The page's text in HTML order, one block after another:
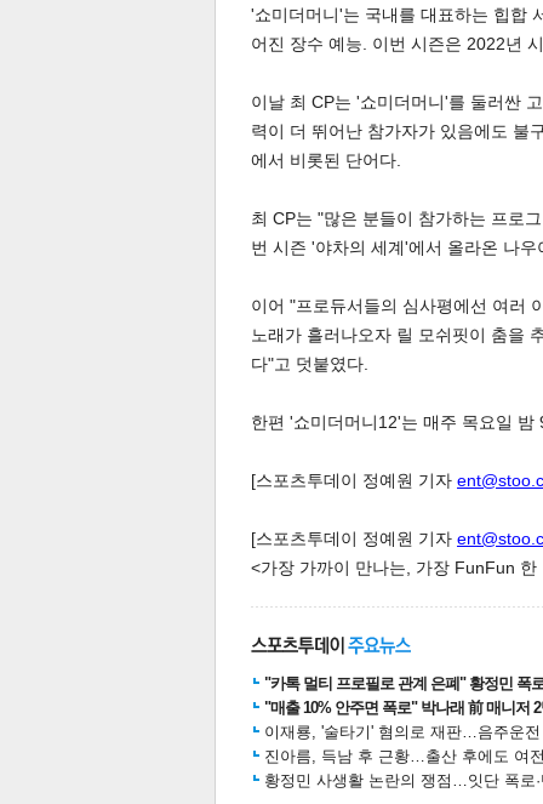
'쇼미더머니'는 국내를 대표하는 힙합
어진 장수 예능. 이번 시즌은 2022년
이날 최 CP는 '쇼미더머니'를 둘러싼
력이 더 뛰어난 참가자가 있음에도 불
에서 비롯된 단어다.
최 CP는 "많은 분들이 참가하는 프로
번 시즌 '야차의 세계'에서 올라온 나
이어 "프로듀서들의 심사평에선 여러
노래가 흘러나오자 릴 모쉬핏이 춤을
다"고 덧붙였다.
한편 '쇼미더머니12'는 매주 목요일 밤
[스포츠투데이 정예원 기자
[스포츠투데이 정예원 기자
<가장 가까이 만나는, 가장 FunFun
"카톡 멀티 프로필로 관계 은폐" 황정민 폭
"매출 10% 안주면 폭로" 박나래 前 매니저
이재룡, '술타기' 혐의로 재판…음주운
진아름, 득남 후 근황…출산 후에도 여
황정민 사생활 논란의 쟁점…잇단 폭로